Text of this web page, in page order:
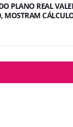
PLANO REAL
MOSTRAM